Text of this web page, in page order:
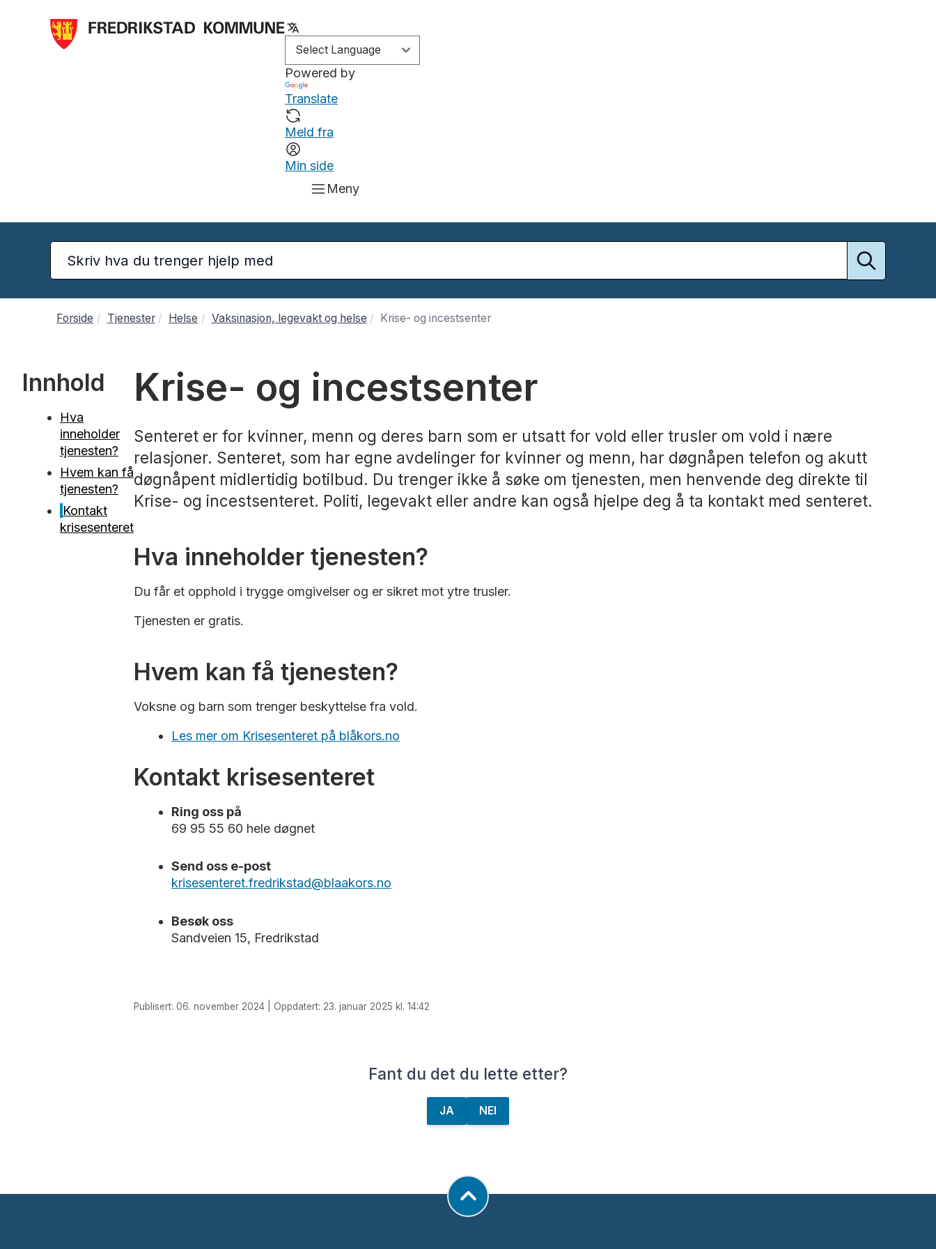
Powered by
Translate
Meld fra
Min side
Meny
Forside Tjenester Helse Vaksinasjon, legevakt og helse Krise- og incestsenter
Innhold
Hva
inneholder
tjenesten?
Hvem kan få
tjenesten?
Kontakt
krisesenteret
Krise- og incestsenter
Senteret er for kvinner, menn og deres barn som er utsatt for vold eller trusler om vold i nære
relasjoner. Senteret, som har egne avdelinger for kvinner og menn, har døgnåpen telefon og akutt
døgnåpent midlertidig botilbud. Du trenger ikke å søke om tjenesten, men henvende deg direkte til
Krise- og incestsenteret. Politi, legevakt eller andre kan også hjelpe deg å ta kontakt med senteret.
Hva inneholder tjenesten?
Du får et opphold i trygge omgivelser og er sikret mot ytre trusler.
Tjenesten er gratis.
Hvem kan få tjenesten?
Voksne og barn som trenger beskyttelse fra vold.
Les mer om Krisesenteret på blåkors.no
Kontakt krisesenteret
Ring oss på
69 95 55 60 hele døgnet
Send oss e-post
krisesenteret.fredrikstad@blaakors.no
Besøk oss
Sandveien 15, Fredrikstad
Publisert: 06. november 2024 | Oppdatert: 23. januar 2025 kl. 14:42
Fant du det du lette etter?
JA NEI